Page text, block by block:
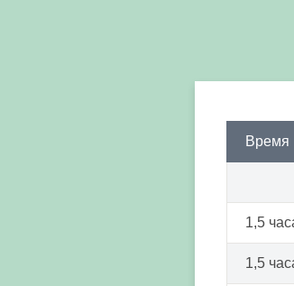
Время
1,5
1,5